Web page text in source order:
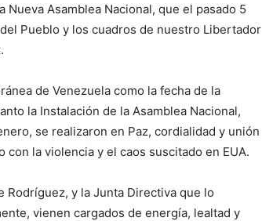
Asamblea Nacional, que el pasado 5
Pueblo y los cuadros de nuestro Libertador
de Venezuela como la fecha de la
la Instalación de la Asamblea Nacional,
se realizaron en Paz, cordialidad y unión
la violencia y el caos suscitado en EUA.
Rodríguez, y la Junta Directiva que lo
vienen cargados de energía, lealtad y